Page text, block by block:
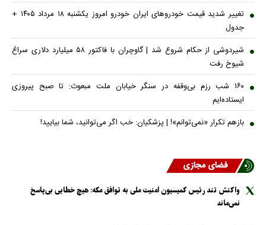
تغییر شدید قیمت خودرو‌های ایران خودرو امروز یکشنبه ۱۸ مرداد ۱۴۰۵ +
جدول
شیردوشی از حکام شروع شد | گاوچران با فاکتور ۵۸ میلیارد دلاری سراغ
شیوخ رفت
۱۶۰ شب رزم بی‌وقفه در سنگر خیابان ملت مبعوث: تا صبح پیروزی
ایستاده‌ایم
بازهم تکرار «نمی‌توانم»! | پزشکیان: خب اگر می‌توانید، شما بیایید!
فضای مجازی
واکنش تند رئیس کمیسیون امنیت ملی به توافق مکه: هیچ خطایی بی‌پاسخ
نمی‌ماند